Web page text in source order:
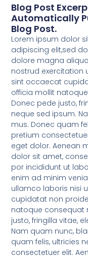
Blog Post
Automatically
Blog Post.
Lorem ipsum dolor
adipiscing elit,sed
dolore magna
nostrud exercitation
sint occaecat
officia mollit
Donec pede justo,
neque sed ipsum.
mus. Donec quam
pretium
eget dolor. Aenean
dolor sit amet,
por incididunt ut
enim ad minim
ullamco laboris nisi
cupidatat non
natoque consequat
justo, fringilla vitae,
Nam quam nunc,
quam felis, ultricies
consectetuer elit.